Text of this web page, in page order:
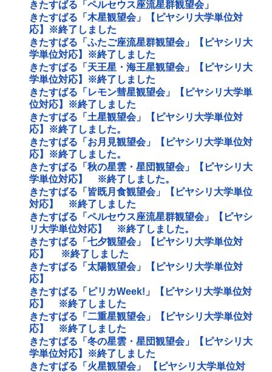
きたすばる「ペルセウス座流星群観望会」
きたすばる「木星観望会」【ピヤシリ大学単位対
応】※終了しました
きたすばる「ふたご座流星群観望会」【ピヤシリ大
学単位対応】※終了しました
きたすばる「天王星・海王星観望会」【ピヤシリ大
学単位対応】※終了しました
きたすばる「レモン彗星観望会」【ピヤシリ大学単
位対応】※終了しました
きたすばる「土星観望会」【ピヤシリ大学単位対
応】※終了しました。
きたすばる「お月見観望会」【ピヤシリ大学単位対
応】※終了しました。
きたすばる「秋の星雲・星団観望会」【ピヤシリ大
学単位対応】 ※終了しました。
きたすばる「皆既月食観望会」【ピヤシリ大学単位
対応】 ※終了しました
きたすばる「ペルセウス座流星群観望会」【ピヤシ
リ大学単位対応】 ※終了しました。
きたすばる「七夕観望会」【ピヤシリ大学単位対
応】 ※終了しました
きたすばる「太陽観望会」【ピヤシリ大学単位対
応】
きたすばる「ピリカWeek!」【ピヤシリ大学単位対
応】 ※終了しました
きたすばる「二重星観望会」【ピヤシリ大学単位対
応】 ※終了しました
きたすばる「冬の星雲・星団観望会」【ピヤシリ大
学単位対応】※終了しました
きたすばる「火星観望会」 【ピヤシリ大学単位対